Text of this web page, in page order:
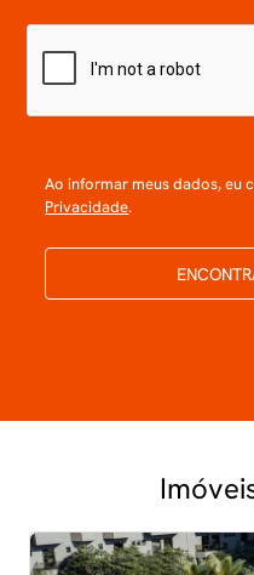
Ao informar meus dados, eu
Privacidade.
<<<<